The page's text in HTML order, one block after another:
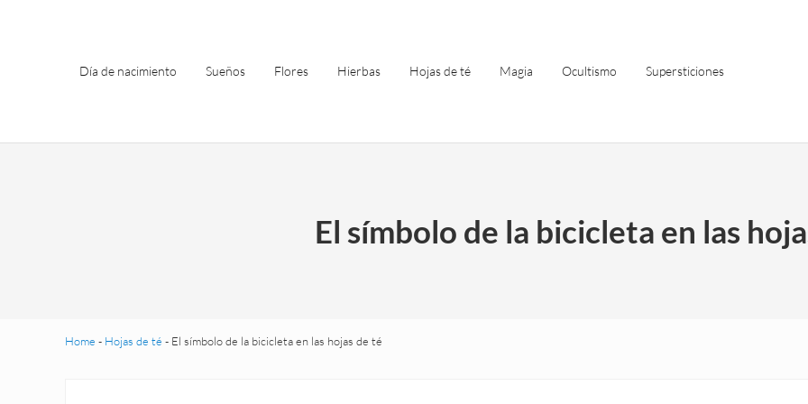
Día de nacimiento Sueños Flores Hierbas Hojas de té Magia Ocultismo Supersticiones
El símbolo de la bicicleta en las
Home - Hojas de té - El símbolo de la bicicleta en las hojas de té